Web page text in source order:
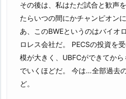
その後は、私はただ試合と歓声
たらいつの間にかチャンピオン
あ、このBWEというのはバイオ
ロレス会社だ。 PECSの投資を
模が大きく、UBFCができてか
でいくほどだ。 今は…全部過去
ど。